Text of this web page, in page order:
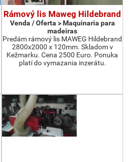
Rámový lis Maweg Hildebrand
Venda / Oferta > Maquinaria para
madeiras
Predám rámový lis MAWEG Hildebrand
2800x2000 x 120mm. Skladom v
Kežmarku. Cena 2500 Euro. Ponuka
platí do vymazania inzerátu.